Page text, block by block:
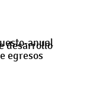
desarrollo
anual
egresos